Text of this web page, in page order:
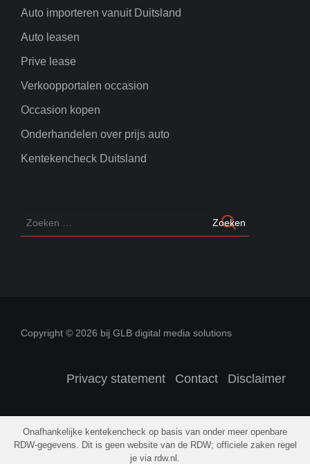
Auto importeren vanuit Duitsland
Auto leasen
Prive lease
Verkoopportalen occasion
Occasion kopen
Onderhandelen over prijs auto
Kentekencheck Duitsland
Copyright © 2026 bij GLB digital media solutions
Privacy statement Contact Disclaimer
Onafhankelijke kentekencheck op basis van onder meer openbare
RDW-gegevens. Dit is geen website van de RDW; officiele zaken regel
je via rdw.nl.